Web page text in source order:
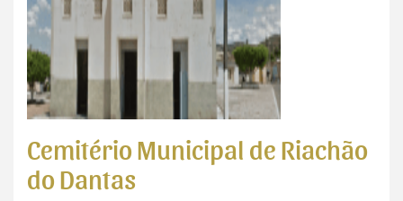
Cemitério Municipal de Riachão
do Dantas